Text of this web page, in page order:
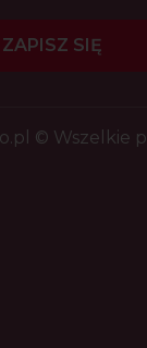
ZAPISZ SIĘ
© Wszelkie